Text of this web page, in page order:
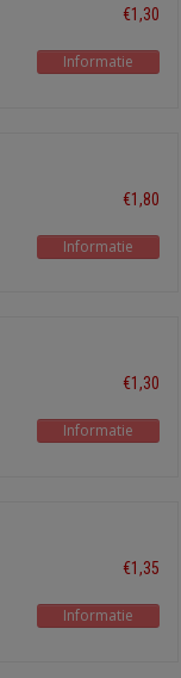
€1,30
Informatie
€1,80
Informatie
€1,30
Informatie
€1,35
Informatie